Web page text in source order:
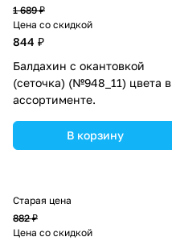
1 689 ₽
Цена со скидкой
844 ₽
Балдахин с окантовкой
(сеточка) (№948_11) цвета в
ассортименте.
В корзину
Старая цена
882 ₽
Цена со скидкой